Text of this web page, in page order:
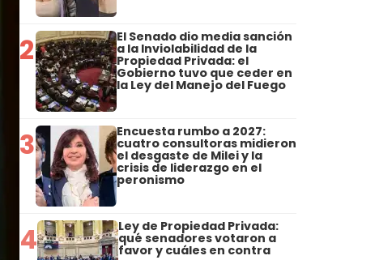
2 El Senado dio media sanción
a la Inviolabilidad de la
Propiedad Privada: el
Gobierno tuvo que ceder en
la Ley del Manejo del Fuego
3 Encuesta rumbo a 2027:
cuatro consultoras midieron
el desgaste de Milei y la
crisis de liderazgo en el
peronismo
4 Ley de Propiedad Privada:
qué senadores votaron a
favor y cuáles en contra